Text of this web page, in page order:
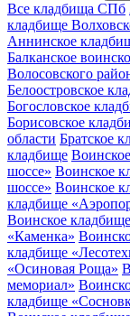
Все кладбища СПб
кладбище
Аннинское
Балканское
Волосовского
Белоостровское
Богословское
Борисовское
области Братское
кладбище
шоссе» Воинское
шоссе» Воинское
кладбище
Воинское
«Каменка»
кладбище
«Осиновая Роща»
мемориал»
кладбище